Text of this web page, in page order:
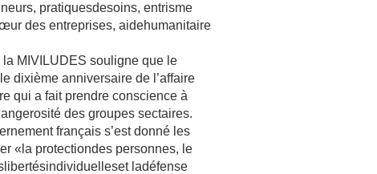
pratiquesdesoins, entrisme
des entreprises, aidehumanitaire
la MIVILUDES souligne que le
dixième anniversaire de l’affaire
qui a fait prendre conscience à
des groupes sectaires.
français s’est donné les
«la protectiondes personnes, le
ladéfense